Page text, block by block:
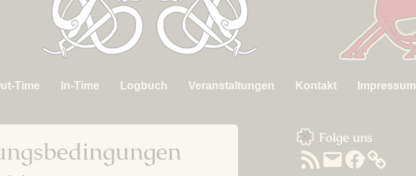
Time
In-Time
Mannen
Logbuch
Starkadsund
die Fremde
Veranstaltungen
Metsommernachtstraum
Kontakt Impressum
Sidebar
Folge uns
RSS-
Feed
E-
Mail
Facebook